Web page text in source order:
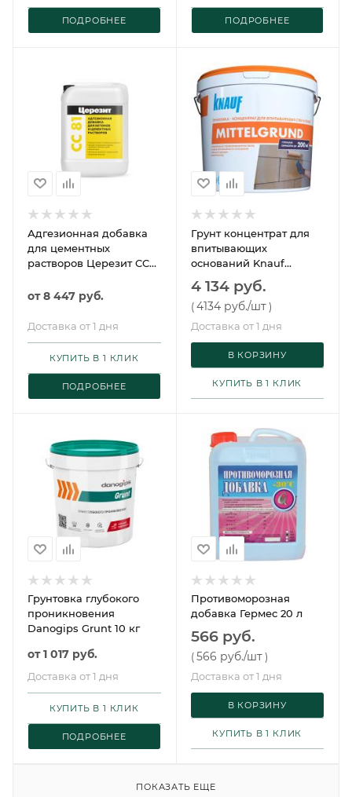
ПОДРОБНЕЕ ПОДРОБНЕЕ
Адгезионная добавка
для цементных
растворов Церезит CC
от8 447 руб.
Доставка от 1 дня
ПОДРОБНЕЕ
КУПИТЬ В 1 КЛИК
Грунт концентрат для
впитывающих
оснований Knauf
Миттельгрунд F 10кг
4 134 руб.
(4134 руб./шт )
Доставка от 1 дня
В КОРЗИНУ
КУПИТЬ В 1 КЛИК
Грунтовка глубокого
проникновения
Danogips Grunt 10 кг
от1 017 руб.
Доставка от 1 дня
ПОДРОБНЕЕ
КУПИТЬ В 1 КЛИК
Противоморозная
добавка Гермес 20 л
566 руб.
(566 руб./шт )
Доставка от 1 дня
В КОРЗИНУ
КУПИТЬ В 1 КЛИК
ПОКАЗАТЬ ЕЩЕ